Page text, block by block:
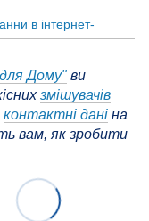
Дому"ви
змішувачів
контактні дані на
вам, як зробити